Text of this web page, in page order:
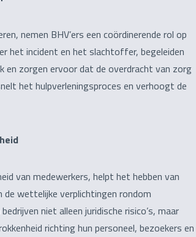
nemen BHV’ers een coördinerende rol op
het incident en het slachtoffer, begeleiden
en zorgen ervoor dat de overdracht van zorg
het hulpverleningsproces en verhoogt de
van medewerkers, helpt het hebben van
de wettelijke verplichtingen rondom
niet alleen juridische risico’s, maar
richting hun personeel, bezoekers en